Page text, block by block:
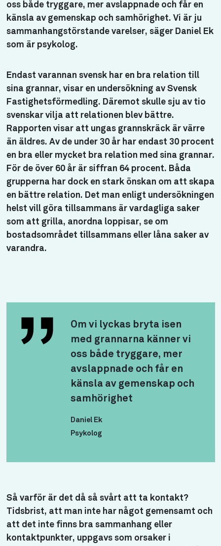
oss både tryggare, mer avslappnade och får en
känsla av gemenskap och samhörighet. Vi är ju
sammanhangstörstande varelser, säger Daniel Ek
som är psykolog.
Endast varannan svensk har en bra relation till
sina grannar, visar en undersökning av Svensk
Fastighetsförmedling. Däremot skulle sju av tio
svenskar vilja att relationen blev bättre.
Rapporten visar att ungas grannskräck är värre
än äldres. Av de under 30 år har endast 30 procent
en bra eller mycket bra relation med sina grannar.
För de över 60 år är siffran 64 procent. Båda
grupperna har dock en stark önskan om att skapa
en bättre relation. Det man enligt undersökningen
helst vill göra tillsammans är vardagliga saker
som att grilla, anordna loppisar, se om
bostadsområdet tillsammans eller låna saker av
varandra.
Om vi lyckas bryta isen
med grannarna känner vi
oss både tryggare, mer
avslappnade och får en
känsla av gemenskap och
samhörighet
Daniel Ek
Psykolog
Så varför är det då så svårt att ta kontakt?
Tidsbrist, att man inte har något gemensamt och
att det inte finns bra sammanhang eller
kontaktpunkter, uppgavs som orsaker i